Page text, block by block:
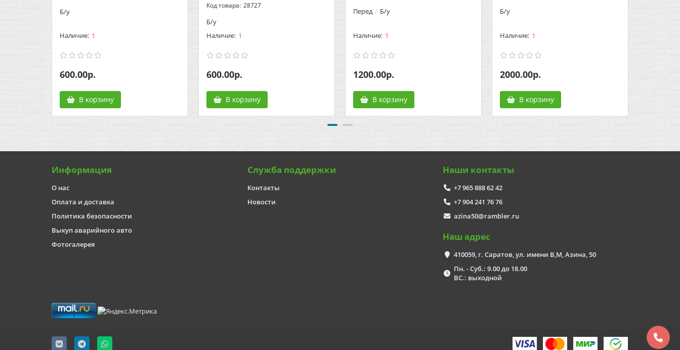
Б/у
1
600.00р.
В корзину
28727
Б/у
1
600.00р.
В корзину
Перед Б/у
1
1200.00р.
В корзину
Б/у
1
2000.00р.
В корзину
Информация
О нас
Оплата и доставка
Политика безопасности
Выкуп аварийного авто
Фотогалерея
Служба поддержки
Контакты
Новости
Наши контакты
+7 965 888 62 42
+7 904 241 76 76
azina50@rambler.ru
Наш адрес
410059, г. Саратов, ул. имени В,М, Азина, 50
Пн. - Суб.: 9.00 до 18.00
ВС.: выходной